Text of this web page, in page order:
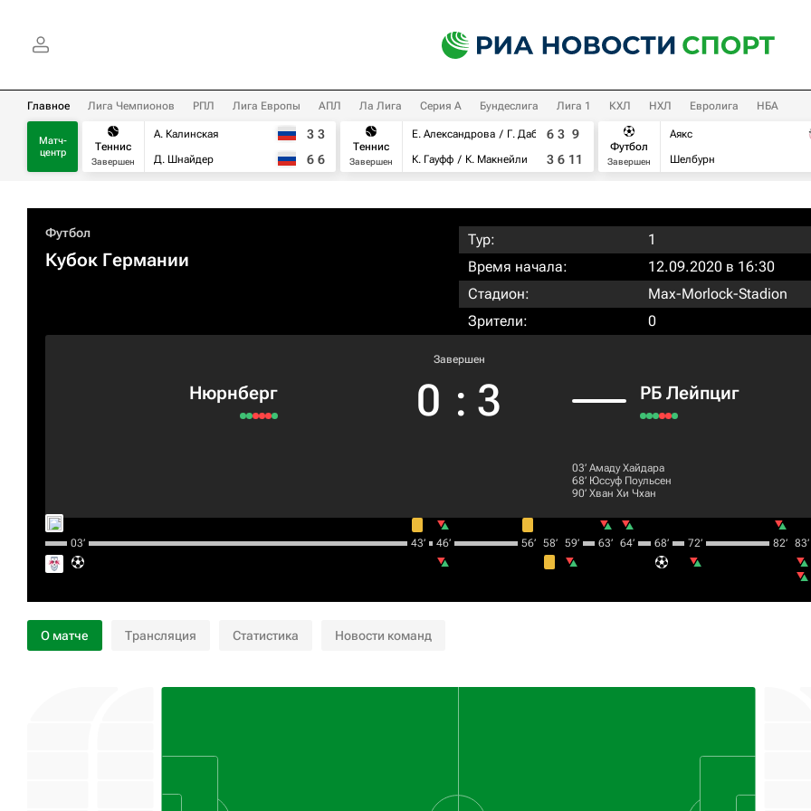
Главное Лига Чемпионов РПЛ Лига Европы АПЛ Ла Лига Серия А Бундеслига Лига 1 КХЛ НХЛ Евролига НБА
Матч-
центр
Теннис
Завершен
А. Калинская
Д. Шнайдер
3 3
6 6
Теннис
Завершен
Е. Александрова
Г. Дабровски
К. Гауфф
К. Макнейли
6 3 9
3 6 11
Футбол
Завершен
Аякс
Шелбурн
Футбол
Кубок Германии
Тур:
1
Время начала:
12.09.2020 в 16:30
Стадион:
Max-Morlock-Stadion
Зрители:
0
Нюрнберг
Завершен
0 : 3 РБ Лейпциг
03‎’‎ Амаду Хайдара
68‎’‎ Юссуф Поульсен
90‎’‎ Хван Хи Чхан
03‎’‎ 43‎’‎ 46‎’‎ 56‎’‎ 58‎’‎ 59‎’‎ 63‎’‎ 64‎’‎ 68‎’‎ 72‎’‎ 82‎’‎ 83‎’‎
О матче Трансляция Статистика Новости команд